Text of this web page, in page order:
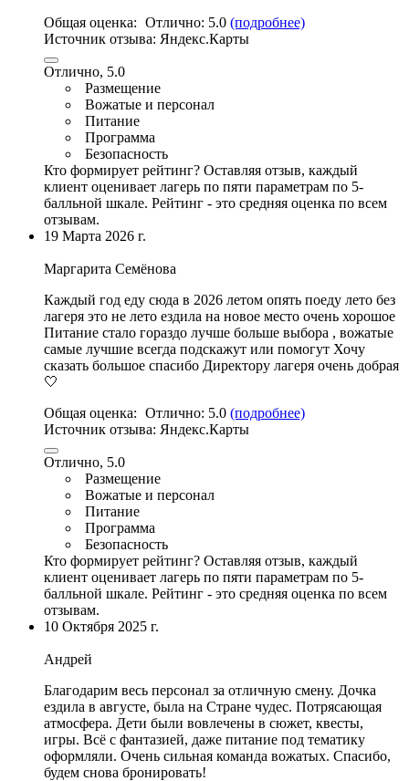
Общая оценка: Отлично: 5.0 (подробнее)
Источник отзыва: Яндекс.Карты
Отлично, 5.0
Размещение
Вожатые и персонал
Питание
Программа
Безопасность
Кто формирует рейтинг? Оставляя отзыв, каждый
клиент оценивает лагерь по пяти параметрам по 5-
балльной шкале. Рейтинг - это средняя оценка по всем
отзывам.
19 Марта 2026 г.
Маргарита Семёнова
Каждый год еду сюда в 2026 летом опять поеду лето без
лагеря это не лето ездила на новое место очень хорошое
Питание стало гораздо лучше больше выбора , вожатые
самые лучшие всегда подскажут или помогут Хочу
сказать большое спасибо Директору лагеря очень добрая
🤍
Общая оценка: Отлично: 5.0 (подробнее)
Источник отзыва: Яндекс.Карты
Отлично, 5.0
Размещение
Вожатые и персонал
Питание
Программа
Безопасность
Кто формирует рейтинг? Оставляя отзыв, каждый
клиент оценивает лагерь по пяти параметрам по 5-
балльной шкале. Рейтинг - это средняя оценка по всем
отзывам.
10 Октября 2025 г.
Андрей
Благодарим весь персонал за отличную смену. Дочка
ездила в августе, была на Стране чудес. Потрясающая
атмосфера. Дети были вовлечены в сюжет, квесты,
игры. Всё с фантазией, даже питание под тематику
оформляли. Очень сильная команда вожатых. Спасибо,
будем снова бронировать!